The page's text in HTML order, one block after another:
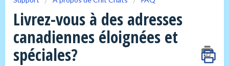
Livrez-vous à des adresses
canadiennes éloignées et
spéciales?